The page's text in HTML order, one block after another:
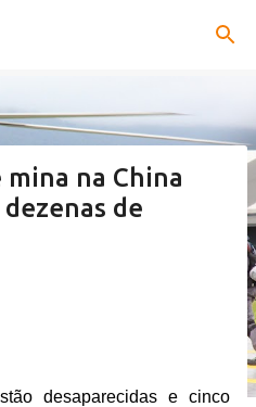
principal
na China
de
desaparecidas e cinco